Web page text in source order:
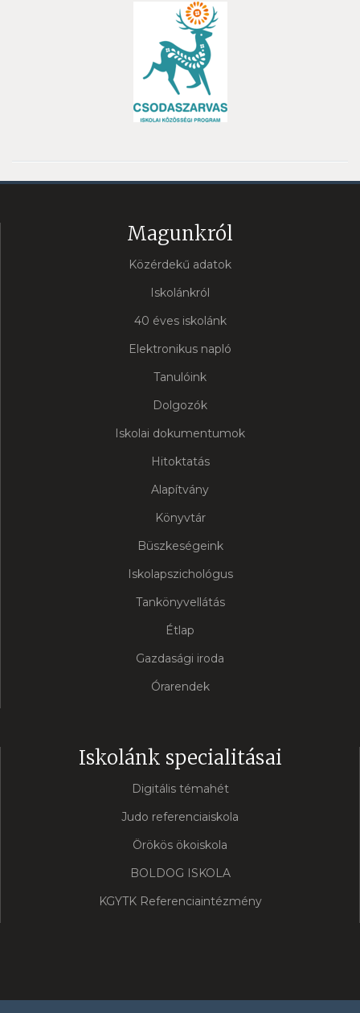
Magunkról
Közérdekű adatok
Iskolánkról
40 éves iskolánk
Elektronikus napló
Tanulóink
Dolgozók
Iskolai dokumentumok
Hitoktatás
Alapítvány
Könyvtár
Büszkeségeink
Iskolapszichológus
Tankönyvellátás
Étlap
Gazdasági iroda
Órarendek
Iskolánk specialitásai
Digitális témahét
Judo referenciaiskola
Örökös ökoiskola
BOLDOG ISKOLA
KGYTK Referenciaintézmény